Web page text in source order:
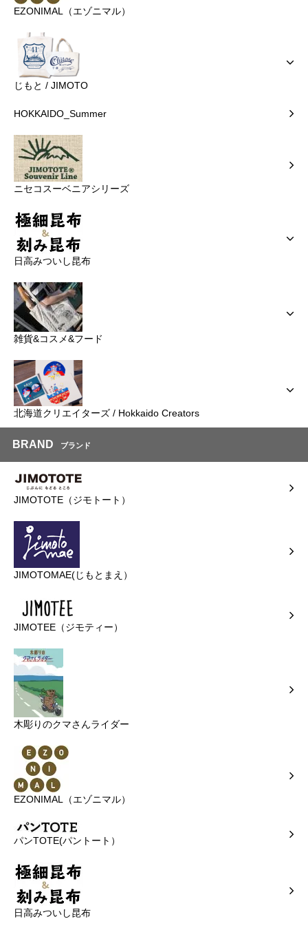
EZONIMAL（エゾニマル）
じもと / JIMOTO
HOKKAIDO_Summer
ニセコスーベニアシリーズ
日高みついし昆布
雑貨&コスメ&フード
北海道クリエイターズ / Hokkaido Creators
BRAND ブランド
JIMOTOTE（ジモトート）
JIMOTOMAE(じもとまえ）
JIMOTEE（ジモティー）
木彫りのクマさんライダー
EZONIMAL（エゾニマル）
パンTOTE(パントート）
日高みついし昆布